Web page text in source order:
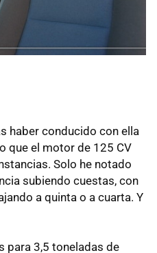
haber conducido con ella
que el motor de 125 CV
Solo he notado
subiendo cuestas, con
a quinta o a cuarta. Y
para 3,5 toneladas de